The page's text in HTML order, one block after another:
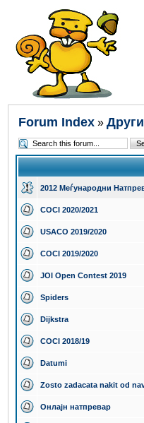
Forum Index »
2012 Меѓународни
COCI 2020/2021
USACO 2019/2020
COCI 2019/2020
JOI Open Contest 2019
Spiders
Dijkstra
COCI 2018/19
Datumi
Zosto zadacata nakit od
Онлајн натпревар